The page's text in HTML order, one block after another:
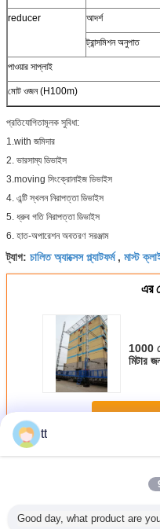
reducer আদর্শ
ট্রান্সমিশন অনুপাত
পাওয়ার সাপ্লাই
মোট ওজন (H100m)
প্রতিযোগিতামূলক সুবিধা:
1.with জমিদার
2. ভারসাম্য ডিভাইস
3.moving সিংক্রোনাইজ ডিভাইস
4. এন্টি স্খলন নিরাপত্তা ডিভাইস
5. ধ্রুব গতি নিরাপত্তা ডিভাইস
6. হাত-অপারেশন অবতরণ সরঞ্জাম
ট্যাগ: চালিত অ্যাক্সেস প্ল্যাটফর্ম, মাস্ট
এর
1000
মিটার
অধিকমাস্তুল ক্লাইম্বিং ওয়ার্ক
tt
Good day, what product are